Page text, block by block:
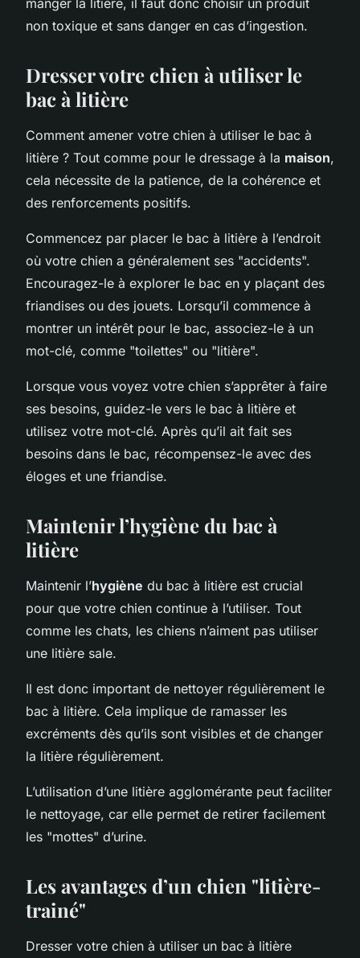
non toxique et sans danger en cas d’ingestion.
Dresser votre chien à utiliser le
bac à litière
Comment amener votre chien à utiliser le bac à
litière ? Tout comme pour le dressage à la maison,
cela nécessite de la patience, de la cohérence et
des renforcements positifs.
Commencez par placer le bac à litière à l’endroit
où votre chien a généralement ses "accidents".
Encouragez-le à explorer le bac en y plaçant des
friandises ou des jouets. Lorsqu’il commence à
montrer un intérêt pour le bac, associez-le à un
mot-clé, comme "toilettes" ou "litière".
Lorsque vous voyez votre chien s’apprêter à faire
ses besoins, guidez-le vers le bac à litière et
utilisez votre mot-clé. Après qu’il ait fait ses
besoins dans le bac, récompensez-le avec des
éloges et une friandise.
Maintenir l’hygiène du bac à
litière
Maintenir l’hygiène du bac à litière est crucial
pour que votre chien continue à l’utiliser. Tout
comme les chats, les chiens n’aiment pas utiliser
une litière sale.
Il est donc important de nettoyer régulièrement le
bac à litière. Cela implique de ramasser les
excréments dès qu’ils sont visibles et de changer
la litière régulièrement.
L’utilisation d’une litière agglomérante peut faciliter
le nettoyage, car elle permet de retirer facilement
les "mottes" d’urine.
Les avantages d’un chien "litière-
trainé"
Dresser votre chien à utiliser un bac à litière